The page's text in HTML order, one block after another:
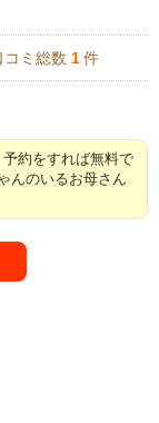
コミ総数 1 件
約をすれば無料で
んのいるお母さん